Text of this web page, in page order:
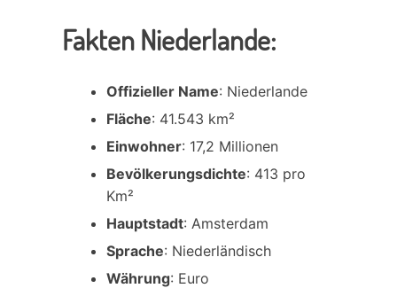
Fakten Niederlande:
Offizieller Name: Niederlande
Fläche: 41.543 km²
Einwohner: 17,2 Millionen
Bevölkerungsdichte: 413 pro
Km²
Hauptstadt: Amsterdam
Sprache: Niederländisch
Währung: Euro